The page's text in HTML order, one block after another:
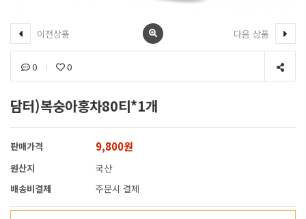
이전상품 다음 상품
0 0
담터)복숭아홍차80티*1개
판매가격 9,800원
원산지
국산
배송비결제
주문시 결제